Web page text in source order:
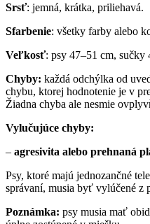
Srsť: jemná, krátka, priliehavá.
Sfarbenie: všetky farby alebo
Veľkosť: psy 47–51 cm, sučky
Chyby: každá odchýlka od
chybu, ktorej hodnotenie je v
Žiadna chyba ale nesmie
Vylučujúce chyby:
– agresivita alebo prehnaná
Psy, ktoré majú jednozančné
správaní, musia byť vylúčené z
Poznámka: psy musia mať